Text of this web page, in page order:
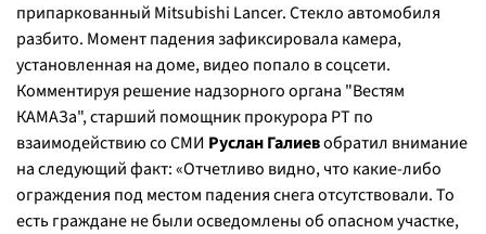
припаркованный Mitsubishi Lancer. Стекло автомобиля
разбито. Момент падения зафиксировала камера,
установленная на доме, видео попало в соцсети.
Комментируя решение надзорного органа "Вестям
КАМАЗа", старший помощник прокурора РТ по
взаимодействию со СМИ Руслан Галиевобратил внимание
на следующий факт: «Отчетливо видно, что какие-либо
ограждения под местом падения снега отсутствовали. То
есть граждане не были осведомлены об опасном участке,